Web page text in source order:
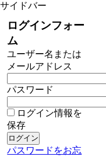
サイドバー
ログインフォー
ム
ユーザー名または
メールアドレス
パスワード
ログイン情報を
保存
パスワードをお忘